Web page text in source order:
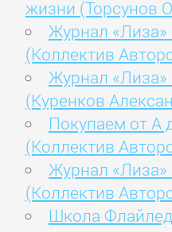
жизни (Торсунов
Журнал
(Коллектив
Журнал
(Куренков
Покупаем от
(Коллектив
Журнал
(Коллектив
Школа